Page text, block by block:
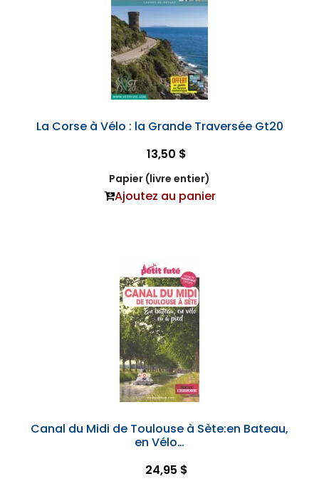
La Corse à Vélo : la Grande Traversée Gt20
13,50 $
Papier (livre entier)
Ajoutez au panier
Canal du Midi de Toulouse à Sète:en Bateau,
en Vélo…
24,95 $